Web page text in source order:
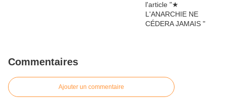
Commentaires
Ajouter un commentaire